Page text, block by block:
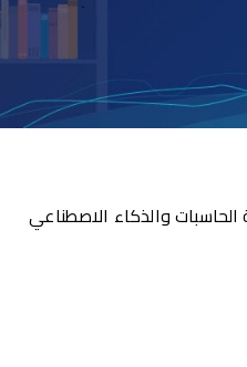
والذكاء الاصطناعي